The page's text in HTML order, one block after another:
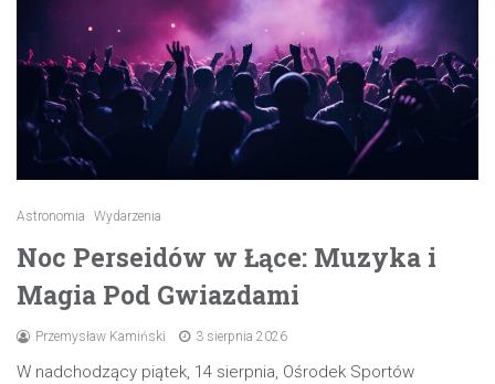
Astronomia Wydarzenia
Noc Perseidów w Łące: Muzyka i
Magia Pod Gwiazdami
Przemysław Kamiński 3 sierpnia 2026
W nadchodzący piątek, 14 sierpnia, Ośrodek Sportów